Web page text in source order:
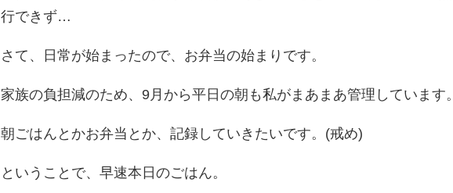
行できず…
さて、日常が始まったので、お弁当の始まりです。
家族の負担減のため、9月から平日の朝も私がまあまあ管理しています。
朝ごはんとかお弁当とか、記録していきたいです。(戒め)
ということで、早速本日のごはん。